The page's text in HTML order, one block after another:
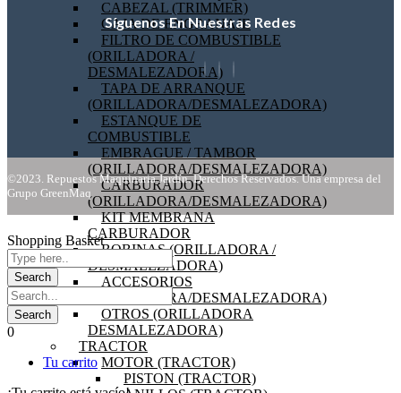
CABEZAL (TRIMMER)
CAJA DE ENGRANAJE
FILTRO DE COMBUSTIBLE
(ORILLADORA /
DESMALEZADORA)
TAPA DE ARRANQUE
(ORILLADORA/DESMALEZADORA)
ESTANQUE DE
COMBUSTIBLE
EMBRAGUE / TAMBOR
(ORILLADORA/DESMALEZADORA)
CARBURADOR
(ORILLADORA/DESMALEZADORA)
KIT MEMBRANA
CARBURADOR
BOBINAS (ORILLADORA /
DESMALEZADORA)
ACCESORIOS
(ORILLADORA/DESMALEZADORA)
OTROS (ORILLADORA
DESMALEZADORA)
TRACTOR
MOTOR (TRACTOR)
PISTON (TRACTOR)
Síguenos En Nuestras Redes
©2023. Repuestos Maquinaria Jardín. Derechos Reservados. Una empresa del
Grupo GreenMaq
Shopping Basket
0
Tu carrito